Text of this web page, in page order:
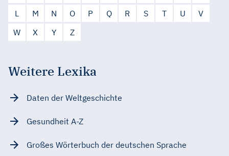
L
M N O P Q R S T U
V
W
X Y Z
Weitere Lexika
Daten der Weltgeschichte
Gesundheit A-Z
Großes Wörterbuch der deutschen Sprache